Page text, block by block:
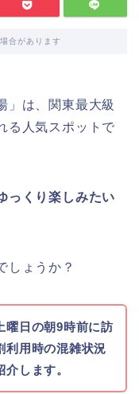
合があります
」は、関東最大級
る人気スポットで
っくり楽しみたい
しょうか？
曜日の朝9時前に訪
利用時の混雑状況
します。